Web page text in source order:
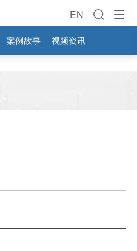
EN
案例故事 视频资讯